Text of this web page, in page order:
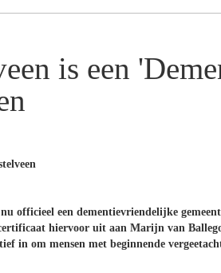
is een
officieel een dementievriendelijke
hiervoor uit aan Marijn van
in om mensen met beginnende